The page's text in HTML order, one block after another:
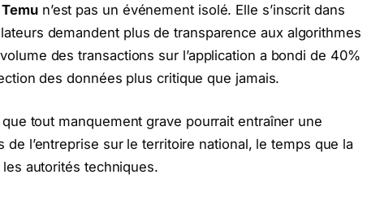
n’est pas un événement isolé. Elle s’inscrit dans
demandent plus de transparence aux algorithmes
des transactions sur l’application a bondi de 40%
des données plus critique que jamais.
tout manquement grave pourrait entraîner une
l’entreprise sur le territoire national, le temps que la
autorités techniques.